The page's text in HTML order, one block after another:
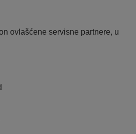
ovlašćene servisne partnere, u